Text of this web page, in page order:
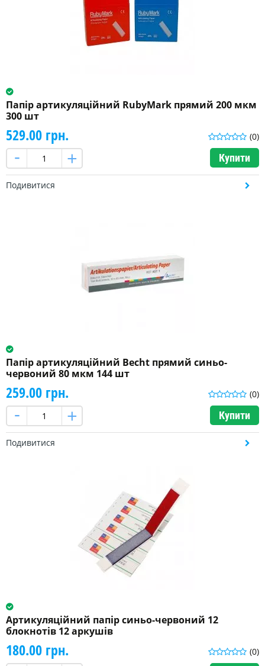
Папір артикуляційний RubyMark прямий 200 мкм
300 шт
(0)
529.00 грн.
Купити
Подивитися
Папір артикуляційний Becht прямий синьо-
червоний 80 мкм 144 шт
(0)
259.00 грн.
Купити
Подивитися
Артикуляційний папір синьо-червоний 12
блокнотів 12 аркушів
(0)
180.00 грн.